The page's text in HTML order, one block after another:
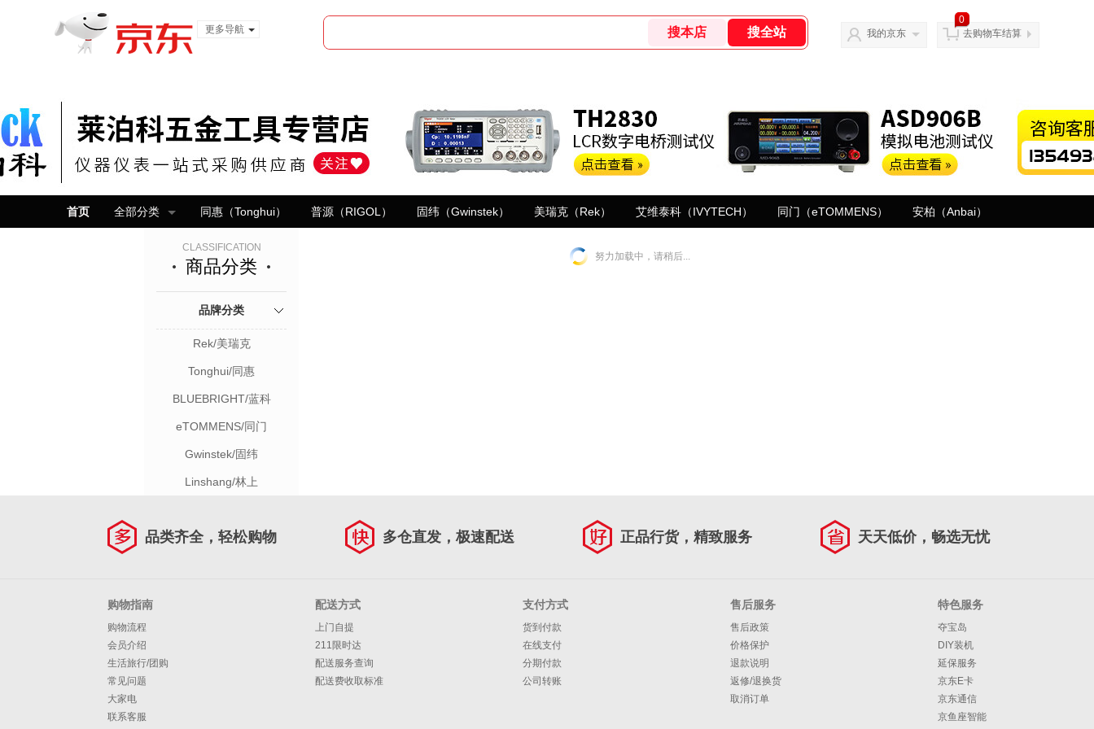
更多导航
我的京东
0
去购物车结算
首页 全部分类 同惠（Tonghui） 普源（RIGOL） 固纬（Gwinstek） 美瑞克（Rek） 艾维泰科（IVYTECH） 同门（eTOMMENS） 安柏（Anbai）
CLASSIFICATION
商品分类
品牌分类
Rek/美瑞克
Tonghui/同惠
BLUEBRIGHT/蓝科
eTOMMENS/同门
Gwinstek/固纬
Linshang/林上
努力加载中，请稍后...
品类齐全，轻松购物 多仓直发，极速配送 正品行货，精致服务 天天低价，畅选无忧
购物指南
购物流程
会员介绍
生活旅行/团购
常见问题
大家电
联系客服
配送方式
上门自提
211限时达
配送服务查询
配送费收取标准
支付方式
货到付款
在线支付
分期付款
公司转账
售后服务
售后政策
价格保护
退款说明
返修/退换货
取消订单
特色服务
夺宝岛
DIY装机
延保服务
京东E卡
京东通信
京鱼座智能